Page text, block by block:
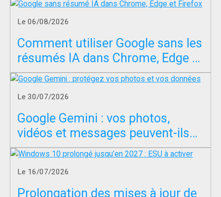
Le 06/08/2026
Comment utiliser Google sans les
résumés IA dans Chrome, Edge et
Firefox ?
Le 30/07/2026
Google Gemini : vos photos,
vidéos et messages peuvent-ils
servir à entraîner l’IA ?
Le 16/07/2026
Prolongation des mises à jour de